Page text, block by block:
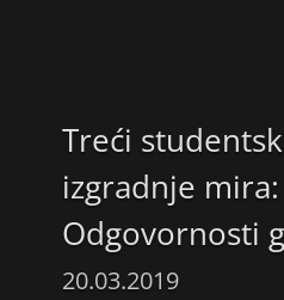
Treći
izgradnje mira:
Odgovornosti
20.03.2019